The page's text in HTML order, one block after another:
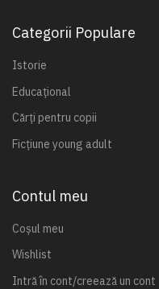
Categorii Populare
Istorie
Educațional
Cărți pentru copii
Ficțiune young adult
Contul meu
Coșul meu
Wishlist
Intră în cont/creează un cont